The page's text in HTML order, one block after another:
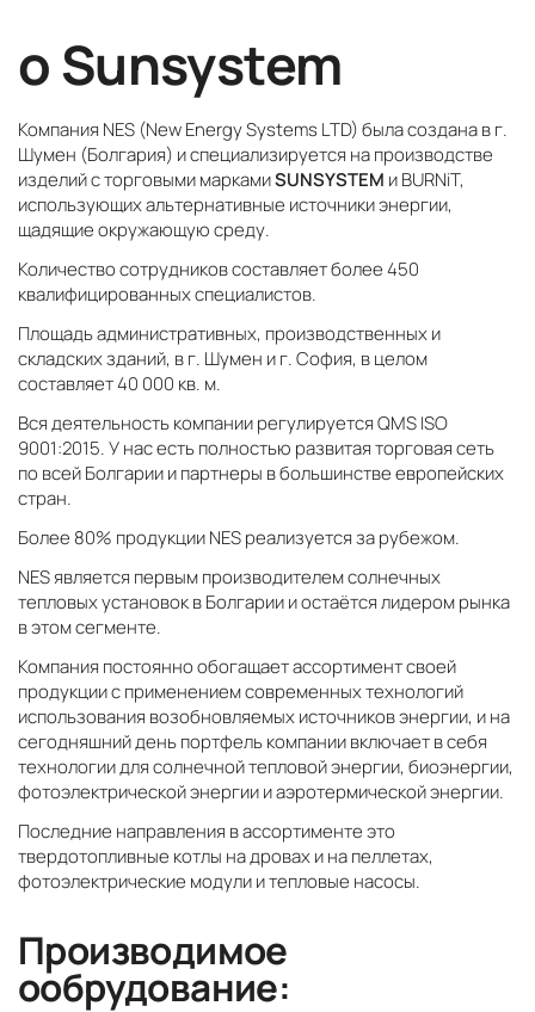
о Sunsystem
Компания NES (New Energy Systems LTD) была создана в г.
Шумен (Болгария) и специализируется на производстве
изделий с торговыми маркамиSUNSYSTEM и BURNiT,
использующих альтернативные источники энергии,
щадящие окружающую среду.
Количество сотрудников составляет более 450
квалифицированных специалистов.
Площадь административных, производственных и
складских зданий, в г. Шумен и г. София, в целом
составляет 40 000 кв. м.
Вся деятельность компании регулируется QMS ISO
9001:2015. У нас есть полностью развитая торговая сеть
по всей Болгарии и партнеры в большинстве европейских
стран.
Более 80% продукции NES реализуется за рубежом.
NES является первым производителем солнечных
тепловых установок в Болгарии и остаётся лидером рынка
в этом сегменте.
Компания постоянно обогащает ассортимент своей
продукции с применением современных технологий
использования возобновляемых источников энергии, и на
сегодняшний день портфель компании включает в себя
технологии для солнечной тепловой энергии, биоэнергии,
фотоэлектрической энергии и аэротермической энергии.
Последние направления в ассортименте это
твердотопливные котлы на дровах и на пеллетах,
фотоэлектрические модули и тепловые насосы.
Производимое
ообрудование: